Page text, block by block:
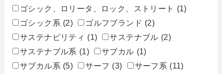
ゴシック、ロリータ、ロック、ストリート
(1)
ゴシック系 (2) ゴルフブランド (2)
サステナビリティ (1) サステナブル (2)
サステナブル系 (1) サブカル (1)
サブカル系 (5) サーフ (3) サーフ系 (11)